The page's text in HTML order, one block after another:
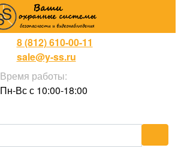
8 (812) 610-00-11
sale@y-ss.ru
Время работы:
Пн-Вс с 10:00-18:00